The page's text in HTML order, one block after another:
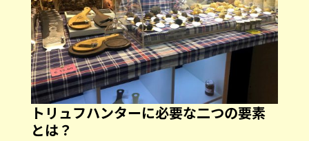
トリュフハンターに必要な二つの要素
とは？